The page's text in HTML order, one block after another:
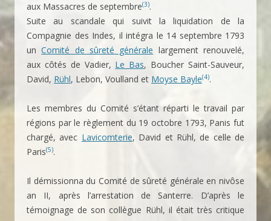
aux Massacres de septembre(3).
Suite au scandale qui suivit la liquidation de la
Compagnie des Indes, il intégra le 14 septembre 1793
unComité de sûreté générale largement renouvelé,
aux côtés de Vadier, Le Bas, Boucher Saint-Sauveur,
David, Rühl, Lebon, Voulland et Moyse Bayle(4).
Les membres du Comité s’étant réparti le travail par
régions par le règlement du 19 octobre 1793, Panis fut
chargé, avec Lavicomterie, David et Rühl, de celle de
Paris(5).
Il démissionna du Comité de sûreté générale en nivôse
an II, après l’arrestation de Santerre. D’après le
témoignage de son collègue Rühl, il était très critique